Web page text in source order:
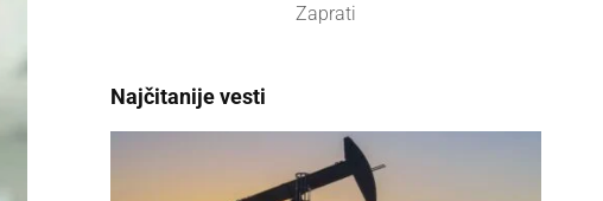
Zaprati
Najčitanije vesti